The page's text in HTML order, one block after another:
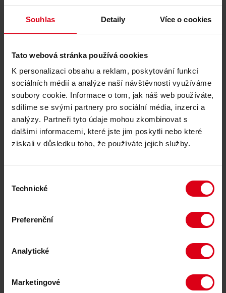
Souhlas Detaily Více o cookies
Tato webová stránka používá cookies
K personalizaci obsahu a reklam, poskytování funkcí
sociálních médií a analýze naší návštěvnosti využíváme
soubory cookie. Informace o tom, jak náš web používáte,
sdílíme se svými partnery pro sociální média, inzerci a
analýzy. Partneři tyto údaje mohou zkombinovat s
dalšími informacemi, které jste jim poskytli nebo které
získali v důsledku toho, že používáte jejich služby.
souhlasu
Technické
Preferenční
Analytické
Marketingové
AVE_logo_2014_pantone.pdf
AVE_logo_2014_black.pdf
AVE_logo_2014_black.eps
AVE_logo_2014_nahled.png
AVE_logo_2014_black.svg